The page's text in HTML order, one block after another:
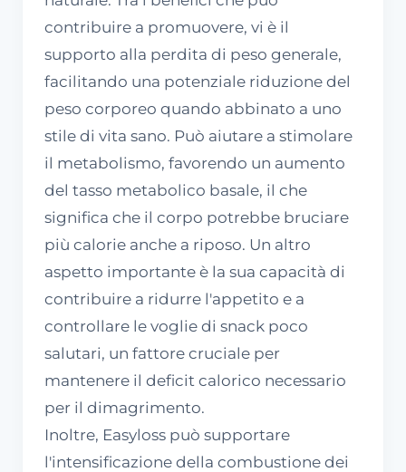
contribuire a promuovere, vi è il
supporto alla perdita di peso generale,
facilitando una potenziale riduzione del
peso corporeo quando abbinato a uno
stile di vita sano. Può aiutare a stimolare
il metabolismo, favorendo un aumento
del tasso metabolico basale, il che
significa che il corpo potrebbe bruciare
più calorie anche a riposo. Un altro
aspetto importante è la sua capacità di
contribuire a ridurre l'appetito e a
controllare le voglie di snack poco
salutari, un fattore cruciale per
mantenere il deficit calorico necessario
per il dimagrimento.
Inoltre, Easyloss può supportare
l'intensificazione della combustione dei